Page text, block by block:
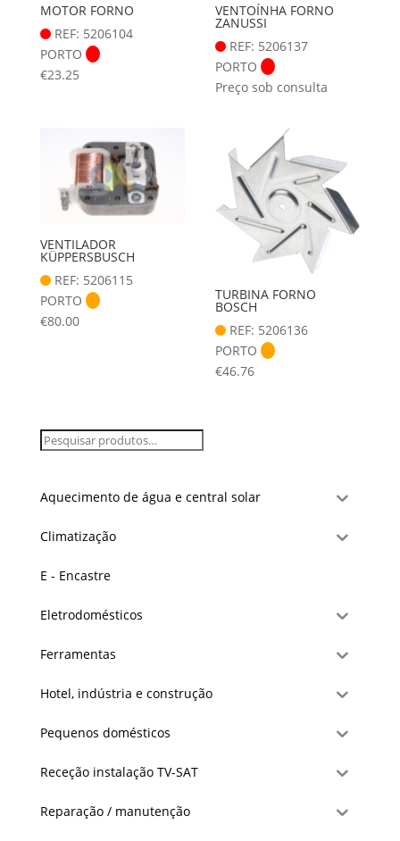
MOTOR FORNO
REF: 5206104
PORTO
€23.25
VENTOÍNHA FORNO
ZANUSSI
REF: 5206137
PORTO
Preço sob consulta
VENTILADOR
KÜPPERSBUSCH
REF: 5206115
PORTO
€80.00
TURBINA FORNO
BOSCH
REF: 5206136
PORTO
€46.76
Aquecimento de água e central solar
Climatização
E - Encastre
Eletrodomésticos
Ferramentas
Hotel, indústria e construção
Pequenos domésticos
Receção instalação TV-SAT
Reparação / manutenção